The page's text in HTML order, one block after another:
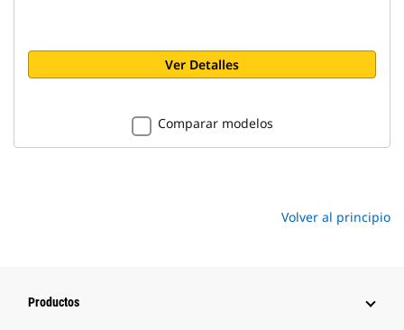
Ver Detalles
Comparar modelos
Volver al principio
Productos